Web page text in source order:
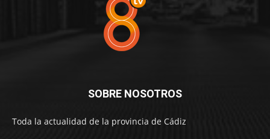
SOBRE NOSOTROS
Toda la actualidad de la provincia de Cádiz